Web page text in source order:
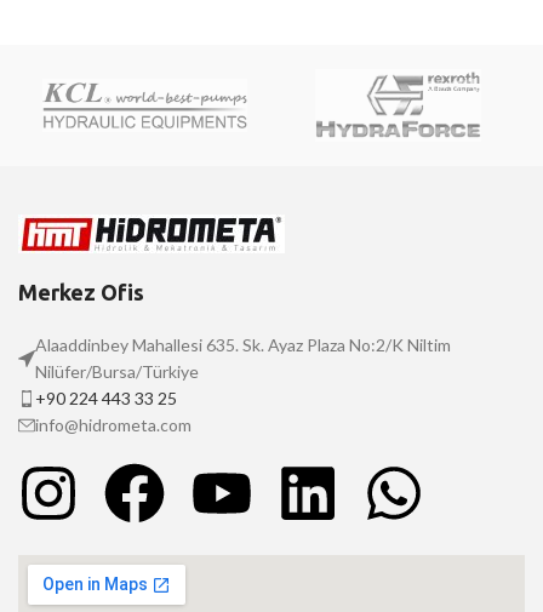
Merkez Ofis
Alaaddinbey Mahallesi 635. Sk. Ayaz Plaza No:2/K Niltim
Nilüfer/Bursa/Türkiye
+90 224 443 33 25
info@hidrometa.com